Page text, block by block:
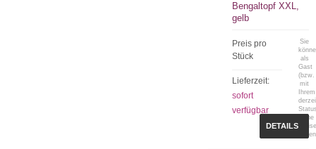
Bengaltopf XXL,
gelb
Preis pro
Stück
Lieferzeit:
sofort
verfügbar
Sie
als
Gast
(bzw.
mit
Ihrem
keine
DETAILS